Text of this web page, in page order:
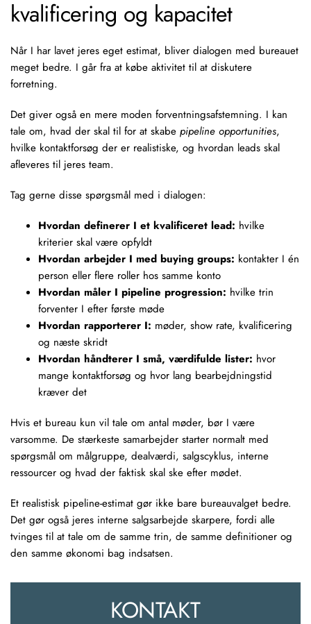
kvalificering og kapacitet
Når I har lavet jeres eget estimat, bliver dialogen med bureauet
meget bedre. I går fra at købe aktivitet til at diskutere
forretning.
Det giver også en mere moden forventningsafstemning. I kan
tale om, hvad der skal til for at skabe pipeline opportunities,
hvilke kontaktforsøg der er realistiske, og hvordan leads skal
afleveres til jeres team.
Tag gerne disse spørgsmål med i dialogen:
Hvordan definerer I et kvalificeret lead: hvilke
kriterier skal være opfyldt
Hvordan arbejder I med buying groups: kontakter I én
person eller flere roller hos samme konto
Hvordan måler I pipeline progression: hvilke trin
forventer I efter første møde
Hvordan rapporterer I: møder, show rate, kvalificering
og næste skridt
Hvordan håndterer I små, værdifulde lister: hvor
mange kontaktforsøg og hvor lang bearbejdningstid
kræver det
Hvis et bureau kun vil tale om antal møder, bør I være
varsomme. De stærkeste samarbejder starter normalt med
spørgsmål om målgruppe, dealværdi, salgscyklus, interne
ressourcer og hvad der faktisk skal ske efter mødet.
Et realistisk pipeline-estimat gør ikke bare bureauvalget bedre.
Det gør også jeres interne salgsarbejde skarpere, fordi alle
tvinges til at tale om de samme trin, de samme definitioner og
den samme økonomi bag indsatsen.
KONTAKT